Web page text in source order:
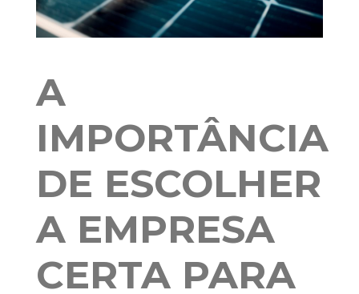
A
IMPORTÂNCIA
DE ESCOLHER
A EMPRESA
CERTA PARA